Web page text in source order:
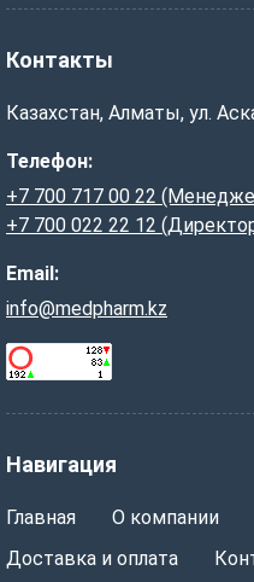
Навигация
Главная О компании
Доставка и оплата
Контакты
Казахстан, Алматы, ул.
Телефон:
+7 700 717 00 22
+7 700 022 22 12
Email:
info@medpharm.kz